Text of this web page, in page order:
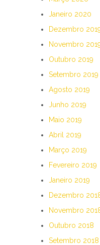
Janeiro 2020
Dezembro
Novembro
Outubro 2019
Setembro 2019
Agosto 2019
Junho 2019
Maio 2019
Abril 2019
Março 2019
Fevereiro 2019
Janeiro 2019
Dezembro
Novembro
Outubro 2018
Setembro 2018